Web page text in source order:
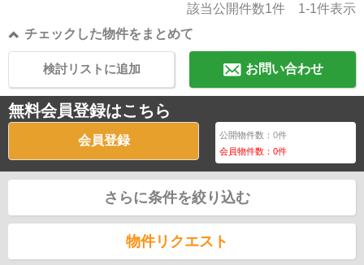
該当公開件数1件 1-1件表示
チェックした物件をまとめて
お問い合わせ
検討リストに追加
無料会員登録はこちら
会員登録 公開物件数：0件
会員物件数：0件
さらに条件を絞り込む
物件リクエスト